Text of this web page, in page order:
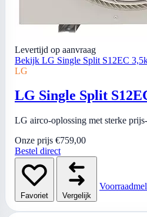
Levertijd op aanvraag
Bekijk LG Single Split S12EC
LG
LG Single Split
LG airco-oplossing met sterke
Onze prijs €759,00
Bestel direct
Favoriet Vergelijk